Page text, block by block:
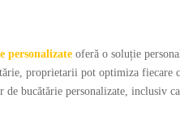
personalizate oferă o soluție
proprietarii pot optimiza fiecare
bucătărie personalizate, inclusiv